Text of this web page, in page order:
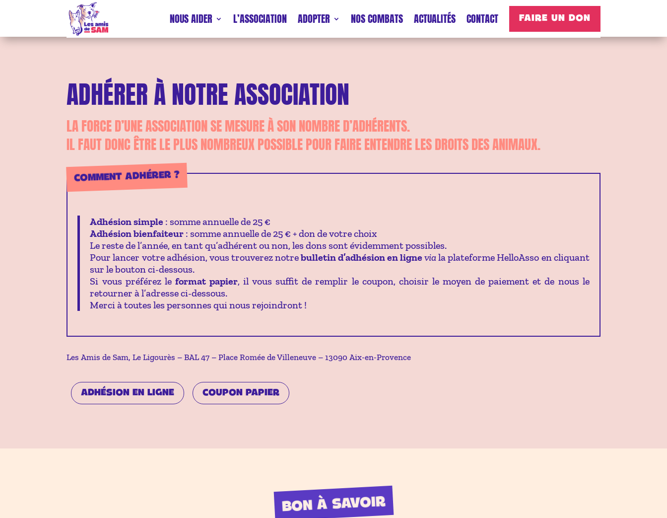
NOUS AIDER L’ASSOCIATION ADOPTER NOS COMBATS ACTUALITÉS CONTACT FAIRE UN DON
ADHÉRER À NOTRE ASSOCIATION
LA FORCE D’UNE ASSOCIATION SE MESURE À SON NOMBRE D’ADHÉRENTS.
IL FAUT DONC ÊTRE LE PLUS NOMBREUX POSSIBLE POUR FAIRE ENTENDRE LES DROITS DES ANIMAUX.
COMMENT ADHÉRER ?
Adhésion simple : somme annuelle de 25 €
Adhésion bienfaiteur : somme annuelle de 25 € + don de votre choix
Le reste de l’année, en tant qu’adhérent ou non, les dons sont évidemment possibles.
Pour lancer votre adhésion, vous trouverez notrebulletin d’adhésion en ligneviala plateforme HelloAsso en cliquant
sur le bouton ci-dessous.
Si vous préférez le format papier, il vous suffit de remplir le coupon, choisir le moyen de paiement et de nous le
retourner à l’adresse ci-dessous.
Merci à toutes les personnes qui nous rejoindront !
Les Amis de Sam, Le Ligourès – BAL 47 – Place Romée de Villeneuve – 13090 Aix-en-Provence
ADHÉSION EN LIGNE COUPON PAPIER
BON À SAVOIR